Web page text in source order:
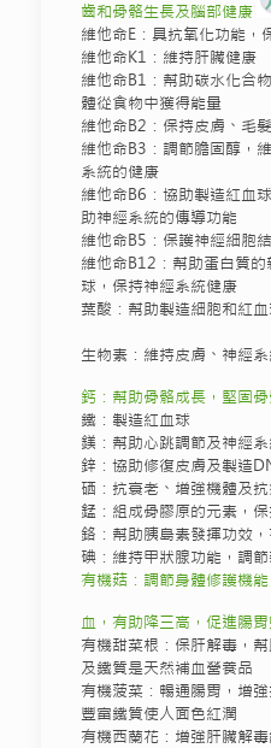
齒和骨骼生長及腦部健康
維他命E：具抗氧化功能，
維他命K1：維持肝臟健康
維他命B1：幫助碳水化合
體從食物中獲得能量
維他命B2：保持皮膚、毛
維他命B3：調節膽固醇，
系統的健康
維他命B6：協助製造紅血
助神經系統的傳導功能
維他命B5：保護神經細胞
維他命B12：幫助蛋白質
球，保持神經系統健康
葉酸：幫助製造細胞和紅
生物素：維持皮膚、神經
鈣：幫助骨骼成長，堅固
鐵：製造紅血球
鎂：幫助心跳調節及神經
鋅：協助修復皮膚及製造
硒：抗衰老、增強機體及
錳：組成骨膠原的元素，
鉻：幫助胰島素發揮功效
碘：維持甲狀腺功能，調
有機菇：調節身體修護機
血，有助降三高，促進腸
有機甜菜根：保肝解毒，
及鐵質是天然補血營養品
有機菠菜：暢通腸胃，增
豐富鐵質使人面色紅潤
有機西蘭花：增強肝臟解